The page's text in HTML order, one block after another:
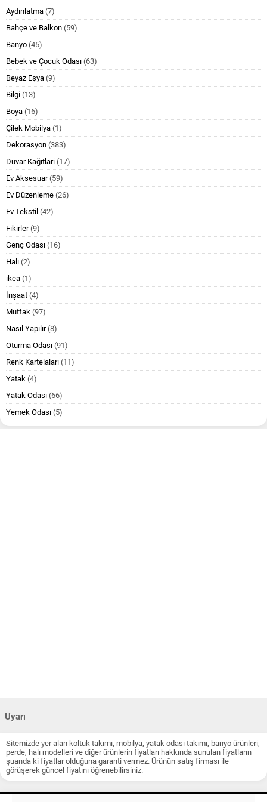
Aydınlatma (7)
Bahçe ve Balkon (59)
Banyo (45)
Bebek ve Çocuk Odası (63)
Beyaz Eşya (9)
Bilgi (13)
Boya (16)
Çilek Mobilya (1)
Dekorasyon (383)
Duvar Kağıtlari (17)
Ev Aksesuar(59)
Ev Düzenleme (26)
Ev Tekstil (42)
Fikirler(9)
Genç Odası (16)
Halı (2)
ikea (1)
İnşaat (4)
Mutfak (97)
Nasıl Yapılır(8)
Oturma Odası (91)
Renk Kartelaları (11)
Yatak (4)
Yatak Odası (66)
Yemek Odası (5)
Uyarı
Sitemizde yer alan koltuk takımı, mobilya, yatak odası takımı, banyo ürünleri,
perde, halı modelleri ve diğer ürünlerin fiyatları hakkında sunulan fiyatların
şuanda ki fiyatlar olduğuna garanti vermez. Ürünün satış firması ile
görüşerek güncel fiyatını öğrenebilirsiniz.